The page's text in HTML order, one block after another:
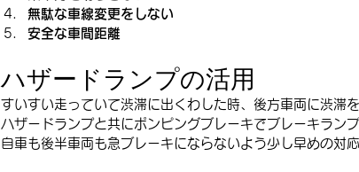
無駄な車線変更をしない
安全な車間距離
ハザードランプの活用
すいすい走っていて渋滞に出くわした時、後方車両に渋滞
ハザードランプと共にポンピングブレーキでブレーキラン
自車も後半車両も急ブレーキにならないよう少し早めの対